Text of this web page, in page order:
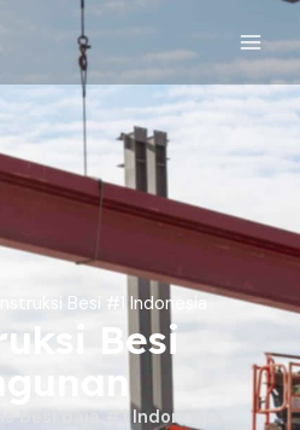
Besi #1 Indonesia
Besi
besi baja #1 Indonesia,